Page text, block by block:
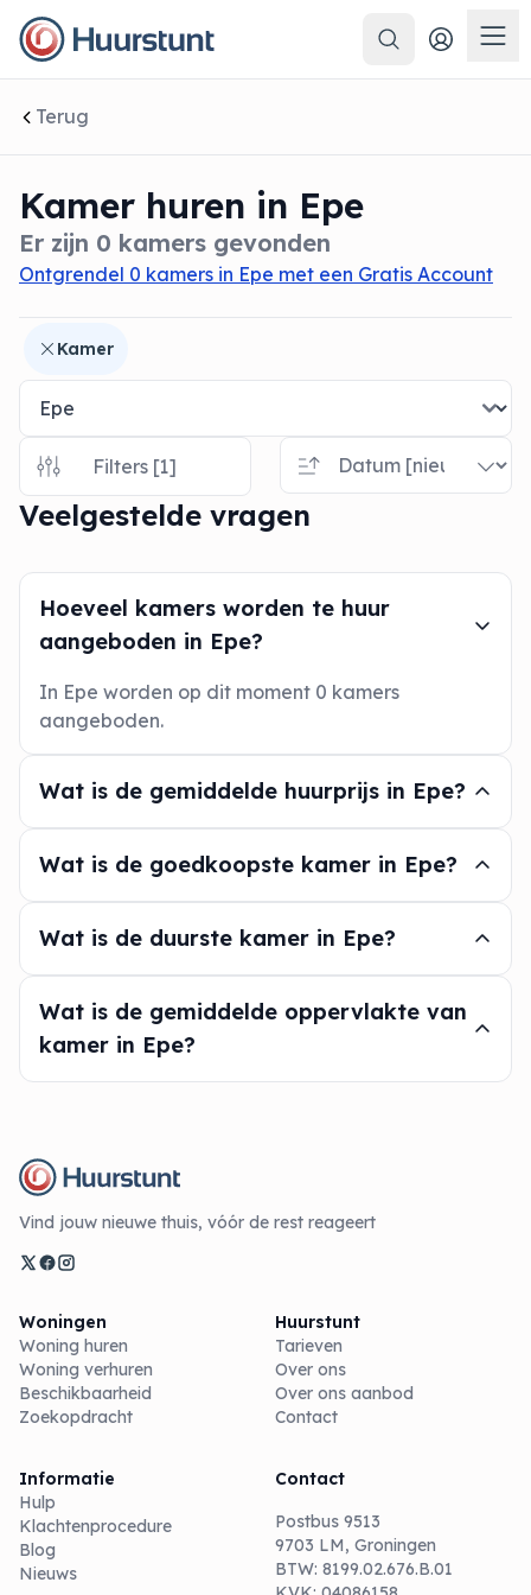
Zoeken
Terug
Kamer huren in Epe
Er zijn 0 kamers gevonden
Ontgrendel 0 kamers in Epe met een Gratis Account
sluiten
Kamer
Filters [1]
Veelgestelde vragen
Hoeveel kamers worden te huur
aangeboden in Epe?
In Epe worden op dit moment 0 kamers
aangeboden.
Wat is de gemiddelde huurprijs in Epe?
Wat is de goedkoopste kamer in Epe?
Wat is de duurste kamer in Epe?
Wat is de gemiddelde oppervlakte van
kamer in Epe?
Vind jouw nieuwe thuis, vóór de rest reageert
Woningen
Woning huren
Woning verhuren
Beschikbaarheid
Zoekopdracht
Huurstunt
Tarieven
Over ons
Over ons aanbod
Contact
Informatie
Hulp
Klachtenprocedure
Blog
Nieuws
Contact
Postbus 9513
9703 LM, Groningen
BTW: 8199.02.676.B.01